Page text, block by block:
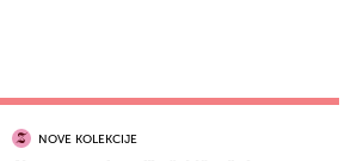
NOVE KOLEKCIJE